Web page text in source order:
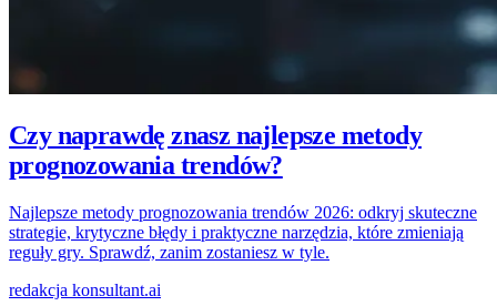
Czy naprawdę znasz najlepsze metody
prognozowania trendów?
Najlepsze metody prognozowania trendów 2026: odkryj skuteczne
strategie, krytyczne błędy i praktyczne narzędzia, które zmieniają
reguły gry. Sprawdź, zanim zostaniesz w tyle.
redakcja konsultant.ai